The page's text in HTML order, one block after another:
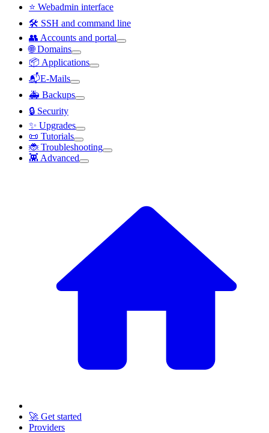
⭐ Webadmin interface
🛠️ SSH and command line
👥 Accounts and portal
🌐 Domains
📦 Applications
📬E-Mails
🚑 Backups
🔒 Security
✨ Upgrades
📜 Tutorials
🐞 Troubleshooting
👾 Advanced
🚀 Get started
Providers